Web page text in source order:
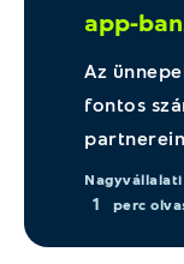
app-
Az
fontos
1 perc